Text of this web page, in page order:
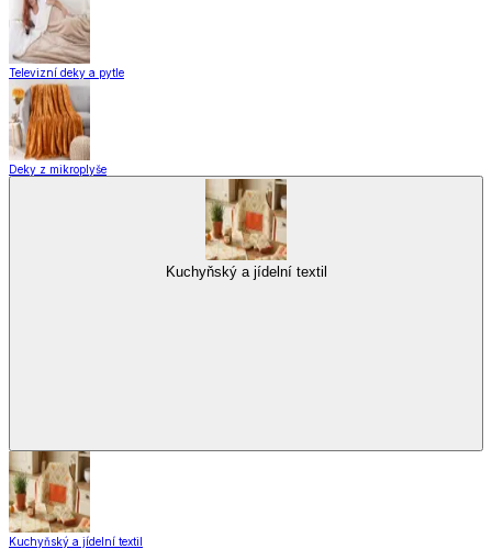
Televizní deky a pytle
Deky z mikroplyše
Kuchyňský a jídelní textil
Kuchyňský a jídelní textil